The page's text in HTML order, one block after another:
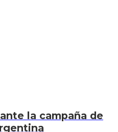
la campaña de